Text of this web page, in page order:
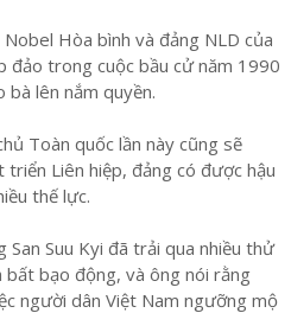
Hòa bình và đảng NLD của
đảo trong cuộc bầu cử năm 1990
bà lên nắm quyền.
Toàn quốc lần này cũng sẽ
Liên hiệp, đảng có được hậu
thế lực.
San Suu Kyi đã trải qua nhiều thử
bạo động, và ông nói rằng
người dân Việt Nam ngưỡng mộ